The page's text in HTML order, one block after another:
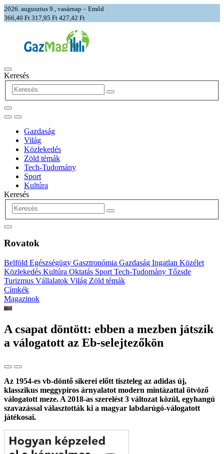
2026. augusztus 9., vasárnap – Emőd
366,40 Ft 317,95 Ft 427,42 Ft
Keresés
Gazdaság
Világ
Közlekedés
Zöld témák
Tech-Tudomány
Sport
Kultúra
Keresés
Rovatok
Belföld Egészségügy Gasztronómia Gazdaság Ingatlan Közélet
Közlekedés Kultúra Oktatás Sport Tech-Tudomány Tőzsde
Turizmus Vállalatok Világ Zöld témák
Címkék
Magazinok
A csapat döntött: ebben a mezben játszik
a válogatott az Eb-selejtezőkön
Az 1954-es vb-döntő sikerei előtt tiszteleg az adidas új,
klasszikus meggypiros árnyalatot modern mintázattal ötvöző
válogatott meze. A 2018-as szerelést 3 változat közül, egyhangú
szavazással választották ki a magyar labdarúgó-válogatott
játékosai.